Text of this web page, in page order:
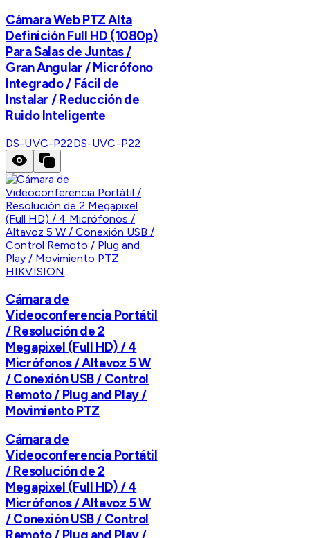
Cámara Web PTZ Alta
Definición Full HD (1080p)
Para Salas de Juntas /
Gran Angular / Micrófono
Integrado / Fácil de
Instalar / Reducción de
Ruido Inteligente
DS-UVC-P22DS-UVC-P22
HIKVISION
Cámara de
Videoconferencia Portátil
/ Resolución de 2
Megapixel (Full HD) / 4
Micrófonos / Altavoz 5 W
/ Conexión USB / Control
Remoto / Plug and Play /
Movimiento PTZ
Cámara de
Videoconferencia Portátil
/ Resolución de 2
Megapixel (Full HD) / 4
Micrófonos / Altavoz 5 W
/ Conexión USB / Control